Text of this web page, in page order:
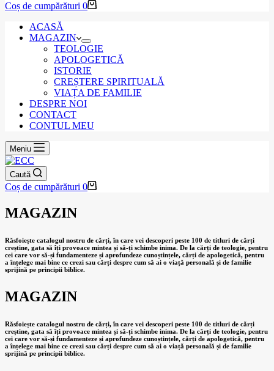
Coș de cumpărături 0
ACASĂ
MAGAZIN
TEOLOGIE
APOLOGETICĂ
ISTORIE
CREȘTERE SPIRITUALĂ
VIAȚA DE FAMILIE
DESPRE NOI
CONTACT
CONTUL MEU
Meniu
Caută
Coș de cumpărături 0
MAGAZIN
Răsfoiește catalogul nostru de cărți, în care vei descoperi peste 100 de titluri de cărți
creștine, gata să îți provoace mintea și să-ți schimbe inima. De la cărți de teologie, pentru
cei care vor să-și fundamenteze și aprofundeze cunoștințele, cărți de apologetică, pentru
a înțelege mai bine ce crezi sau cărți despre cum să ai o viață personală și de familie
sprijină pe principii biblice.
MAGAZIN
Răsfoiește catalogul nostru de cărți, în care vei descoperi peste 100 de titluri de cărți
creștine, gata să îți provoace mintea și să-ți schimbe inima. De la cărți de teologie, pentru
cei care vor să-și fundamenteze și aprofundeze cunoștințele, cărți de apologetică, pentru
a înțelege mai bine ce crezi sau cărți despre cum să ai o viață personală și de familie
sprijină pe principii biblice.